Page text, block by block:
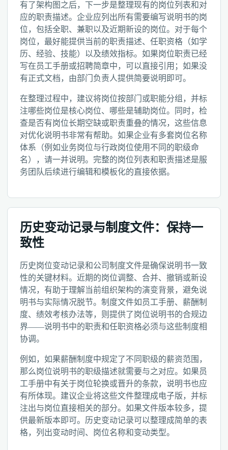
有了架构图之后，下一步是整理现有的岗位列表和对
应的职责描述。企业应列出所有需要编写说明书的岗
位，包括全职、兼职以及近期新设的岗位。对于每个
岗位，最好能提供当前的职责描述、任职资格（如学
历、经验、技能）以及绩效指标。如果岗位职责已经
写在员工手册或招聘简章中，可以直接引用；如果没
有正式文档，由部门负责人提供简要说明即可。
在整理过程中，建议将岗位按部门或职能分组，并标
注哪些岗位是核心岗位、哪些是辅助岗位。同时，检
查是否有岗位长期空缺或职责重叠的情况，这些信息
对优化说明书非常有帮助。如果企业有多套岗位名称
体系（例如业务岗位与行政岗位使用不同的职级命
名），请一并说明。完整的岗位列表和职责描述是服
务团队后续进行编辑和模板化的直接依据。
历史变动记录与制度文件：保持一
致性
历史岗位变动记录和公司制度文件是确保说明书一致
性的关键材料。近期的岗位调整、合并、撤销或新设
情况，有助于理解当前组织架构的演变背景，避免说
明书与实际情况脱节。制度文件如员工手册、薪酬制
度、绩效考核办法等，则提供了岗位说明书的合规边
界——说明书中的职责和任职资格必须与这些制度相
协调。
例如，如果薪酬制度中规定了不同职级的薪资范围，
那么岗位说明书的职级描述就需要与之对应。如果员
工手册中有关于岗位轮换或晋升的条款，说明书也应
有所体现。建议企业将这些文件整理成电子版，并标
注出与岗位直接相关的部分。如果文件版本较多，提
供最新版本即可。历史变动记录可以整理成简单的表
格，列出变动时间、岗位名称和变动类型。